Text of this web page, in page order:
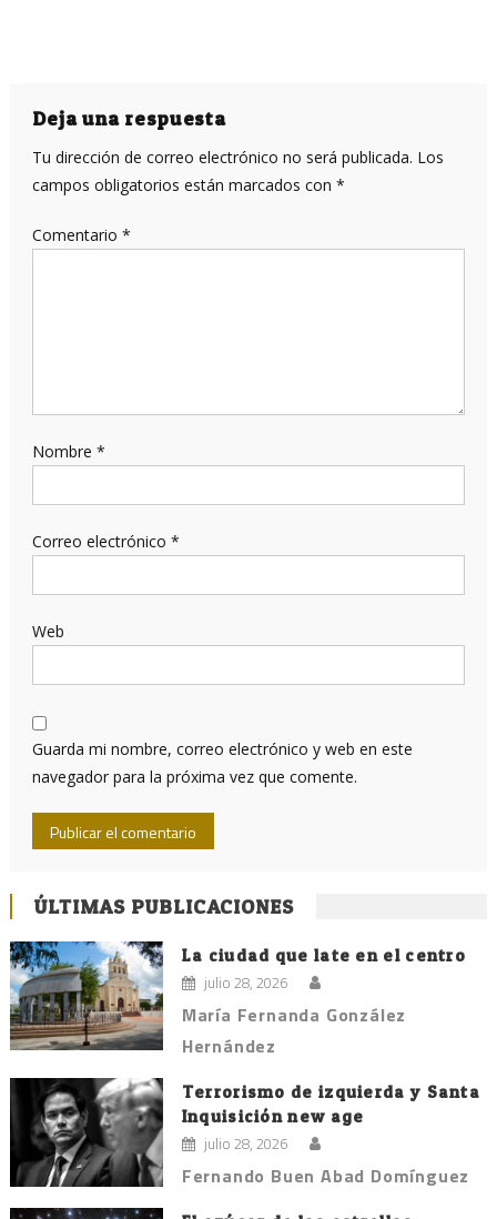
Deja una respuesta
Tu dirección de correo electrónico no será publicada. Los
campos obligatorios están marcados con *
Comentario *
Nombre *
Correo electrónico *
Web
Guarda mi nombre, correo electrónico y web en este
navegador para la próxima vez que comente.
ÚLTIMAS PUBLICACIONES
La ciudad que late en el centro
julio 28, 2026
María Fernanda González
Hernández
Terrorismo de izquierda y Santa
Inquisición new age
julio 28, 2026
Fernando Buen Abad Domínguez